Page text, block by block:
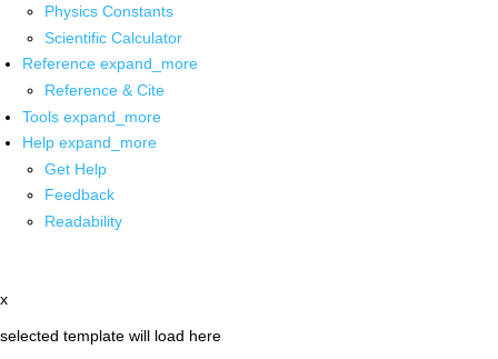
Physics Constants
Scientific Calculator
Reference expand_more
Reference & Cite
Tools expand_more
Help expand_more
Get Help
Feedback
Readability
x
selected template will load here